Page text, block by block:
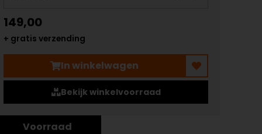
149,00
+ gratis verzending
In winkelwagen
Bekijk winkelvoorraad
Voorraad